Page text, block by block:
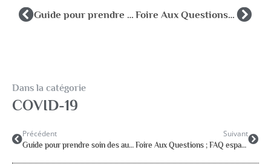
Guide pour prendre soin des autres pendant l’épidémie de coronavirus Foire Aux Questions ; FAQ espace codé réservé aux adhérents
Dans la catégorie
COVID-19
Précédent
Guide pour prendre soin des autres pendant l’épidémie de coronavirus
Suivant
Foire Aux Questions ; FAQ espace codé réservé aux adhérents